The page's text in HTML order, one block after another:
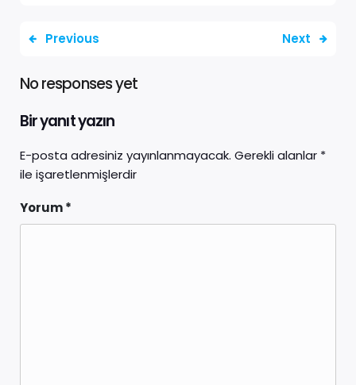
Previous Next
No responses yet
Bir yanıt yazın
E-posta adresiniz yayınlanmayacak. Gerekli alanlar *
ile işaretlenmişlerdir
Yorum*